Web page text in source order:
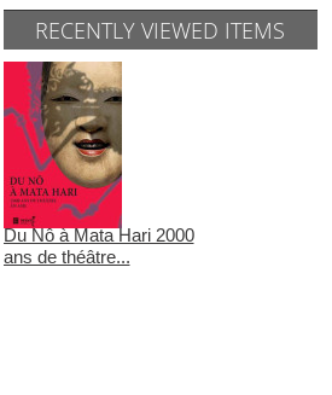
RECENTLY VIEWED ITEMS
Du Nô à Mata Hari 2000
ans de théâtre...